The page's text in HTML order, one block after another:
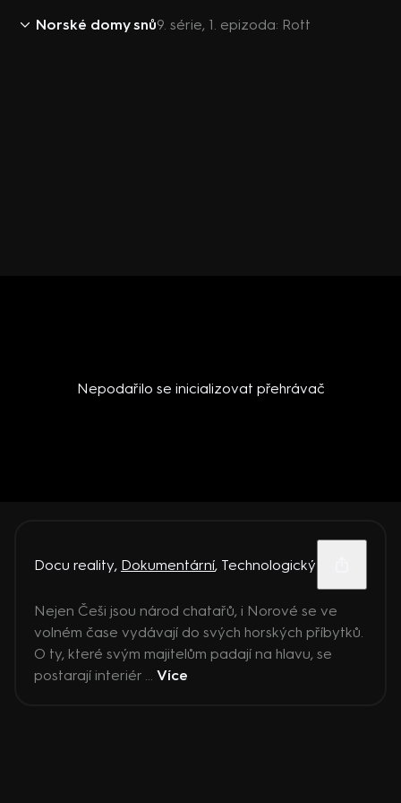
Norské domy snů9. série, 1. epizoda: Rott
Nepodařilo se inicializovat přehrávač
Docu reality, Dokumentární, Technologický
Nejen Češi jsou národ chatařů, i Norové se ve
volném čase vydávají do svých horských příbytků.
O ty, které svým majitelům padají na hlavu, se
postarají interiér ... Více